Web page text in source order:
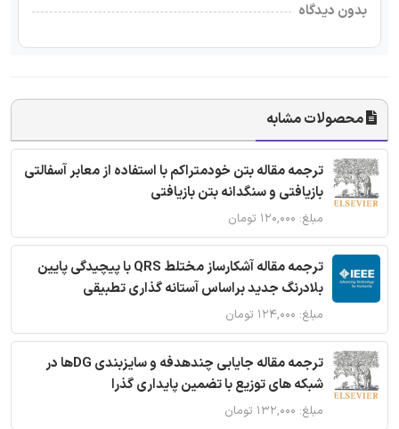
بدون دیدگاه
محصولات مشابه
ترجمه مقاله بتن خودمتراکم با استفاده از معابر آسفالتی
بازیافتی و سنگدانه بتن بازیافتی
مبلغ: ۱۲۰,۰۰۰ تومان
ترجمه مقاله آشکارساز مختلط QRS با پیچیدگی پایین
بلادرنگ جدید براساس آستانه گذاری تطبیقی
مبلغ: ۱۲۴,۰۰۰ تومان
ترجمه مقاله جایابی چندهدفه و سایزبندی DGها در
شبکه های توزیع با تضمین پایداری گذرا
مبلغ: ۱۳۲,۰۰۰ تومان